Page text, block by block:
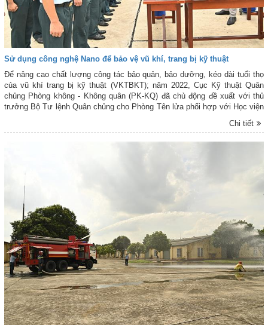
Sử dụng công nghệ Nano để bảo vệ vũ khí, trang bị kỹ thuật
Để nâng cao chất lượng công tác bảo quản, bảo dưỡng, kéo dài tuổi thọ
của vũ khí trang bị kỹ thuật (VKTBKT); năm 2022, Cục Kỹ thuật Quân
chủng Phòng không - Không quân (PK-KQ) đã chủ động đề xuất với thủ
trưởng Bộ Tư lệnh Quân chủng cho Phòng Tên lửa phối hợp với Học viện
Kỹ thuật quân sự nghiên cứu, triển khai Đề án “Khắc phục xuống cấp và
nhiệt đới hóa VKTBKT ảnh hưởng bởi khí hậu biển - nhiệt đới”. Đây là
tiến trên thế giới; đồng thời, khắc phục tình trạng nhanh xuống cấp, hỏng
Chi tiết